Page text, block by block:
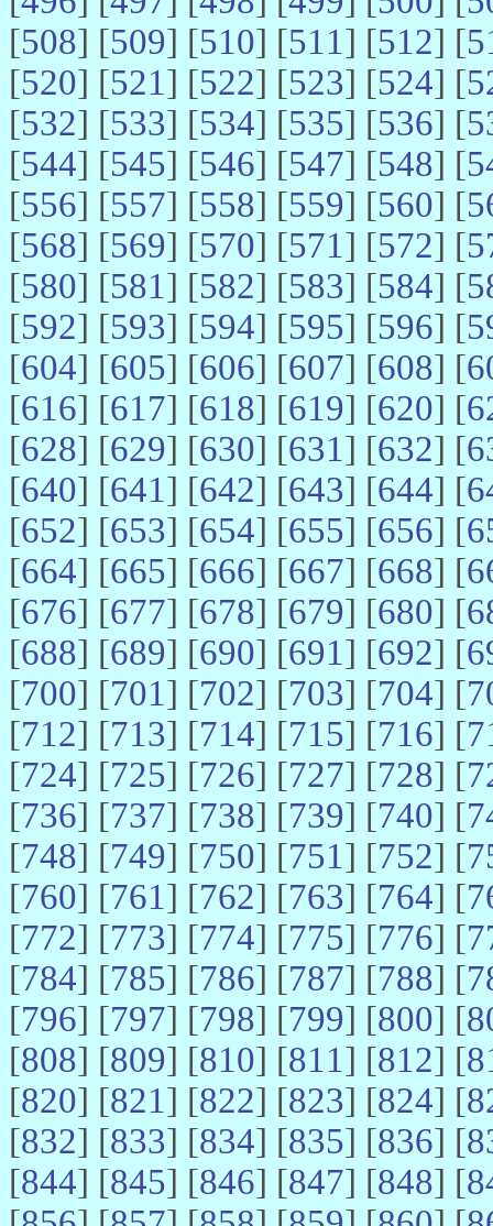
[508] [509] [510] [511] [512] [
[520] [521] [522] [523] [524] [
[532] [533] [534] [535] [536] [
[544] [545] [546] [547] [548] [
[556] [557] [558] [559] [560] [
[568] [569] [570] [571] [572] [
[580] [581] [582] [583] [584] [
[592] [593] [594] [595] [596] [
[604] [605] [606] [607] [608] [
[616] [617] [618] [619] [620] [
[628] [629] [630] [631] [632] [
[640] [641] [642] [643] [644] [
[652] [653] [654] [655] [656] [
[664] [665] [666] [667] [668] [
[676] [677] [678] [679] [680] [
[688] [689] [690] [691] [692] [
[700] [701] [702] [703] [704] [
[712] [713] [714] [715] [716] [
[724] [725] [726] [727] [728] [
[736] [737] [738] [739] [740] [
[748] [749] [750] [751] [752] [
[760] [761] [762] [763] [764] [
[772] [773] [774] [775] [776] [
[784] [785] [786] [787] [788] [
[796] [797] [798] [799] [800] [
[808] [809] [810] [811] [812] [
[820] [821] [822] [823] [824] [
[832] [833] [834] [835] [836] [
[844] [845] [846] [847] [848] [